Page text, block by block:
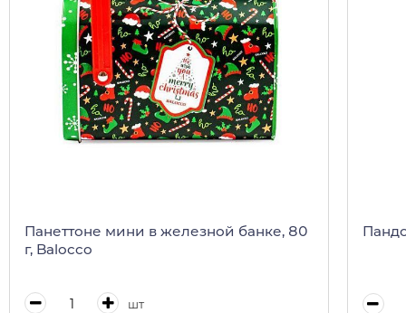
Панеттоне мини в железной банке, 80
г, Balocco
шт